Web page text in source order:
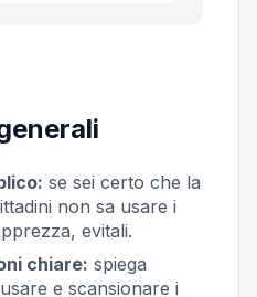
se sei certo che la
non sa usare i
evitali.
chiare: spiega
e scansionare i